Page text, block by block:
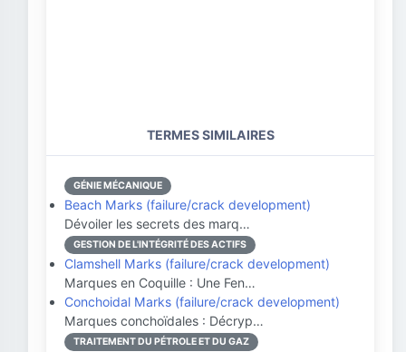
TERMES SIMILAIRES
GÉNIE MÉCANIQUE
Beach Marks (failure/crack development)
Dévoiler les secrets des marq…
GESTION DE L'INTÉGRITÉ DES ACTIFS
Clamshell Marks (failure/crack development)
Marques en Coquille : Une Fen…
Conchoidal Marks (failure/crack development)
Marques conchoïdales : Décryp…
TRAITEMENT DU PÉTROLE ET DU GAZ